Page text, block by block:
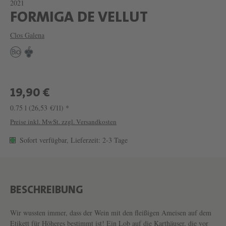
2021
FORMIGA DE VELLUT
V
Clos Galena
19,90 €
0.75 l (26,53 €/1l) *
Preise inkl. MwSt. zzgl. Versandkosten
Sofort verfügbar, Lieferzeit: 2-3 Tage
BESCHREIBUNG
Wir wussten immer, dass der Wein mit den fleißigen Ameisen auf dem
Etikett für Höheres bestimmt ist! Ein Lob auf die Karthäuser, die vor